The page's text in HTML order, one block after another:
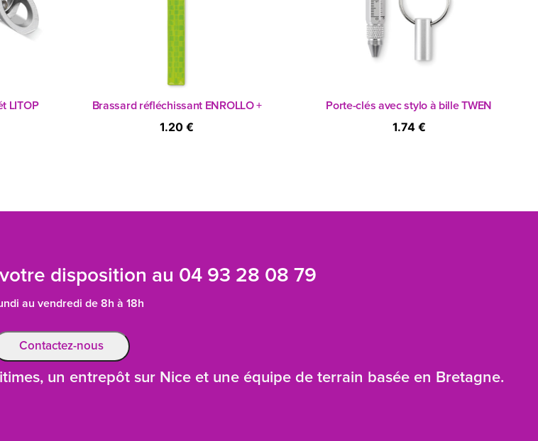
LITOP Brassard réfléchissant ENROLLO +
1.20 €
Porte-clés avec stylo à bille TWEN
1.74 €
disposition au 04 93 28 08 79
au vendredi de 8h à 18h
Contactez-nous
un entrepôt sur Nice et une équipe de terrain basée en Bretagne.